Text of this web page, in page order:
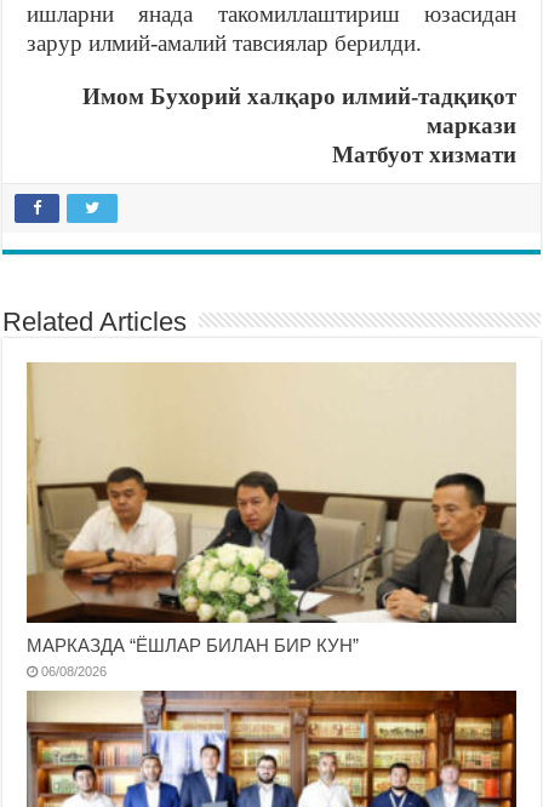
ишларни янада такомиллаштириш юзасидан
зарур илмий-амалий тавсиялар берилди.
Имом Бухорий халқаро илмий-тадқиқот
маркази
Матбуот хизмати
Related Articles
МАРКАЗДА “ЁШЛАР БИЛАН БИР КУН”
06/08/2026